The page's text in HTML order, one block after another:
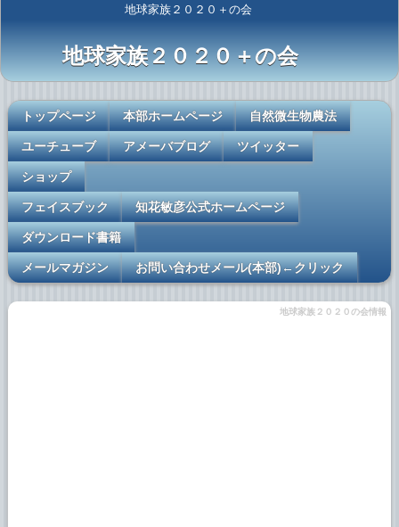
地球家族２０２０＋の会
地球家族２０２０＋の会
トップページ 本部ホームページ 自然微生物農法
ユーチューブ アメーバブログ ツイッター
ショップ
フェイスブック 知花敏彦公式ホームページ
ダウンロード書籍
メールマガジン お問い合わせメール(本部)←クリック
地球家族２０２０の会情報